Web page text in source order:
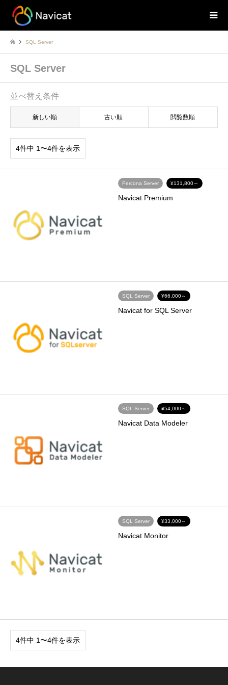
SQL Server
SQL Server
並べ替え条件
新しい順 古い順 閲覧数順
4件中 1〜4件を表示
Percona Server ¥131,800～
Navicat Premium
SQL Server ¥66,000～
Navicat for SQL Server
SQL Server ¥54,000～
Navicat Data Modeler
SQL Server ¥33,000～
Navicat Monitor
4件中 1〜4件を表示